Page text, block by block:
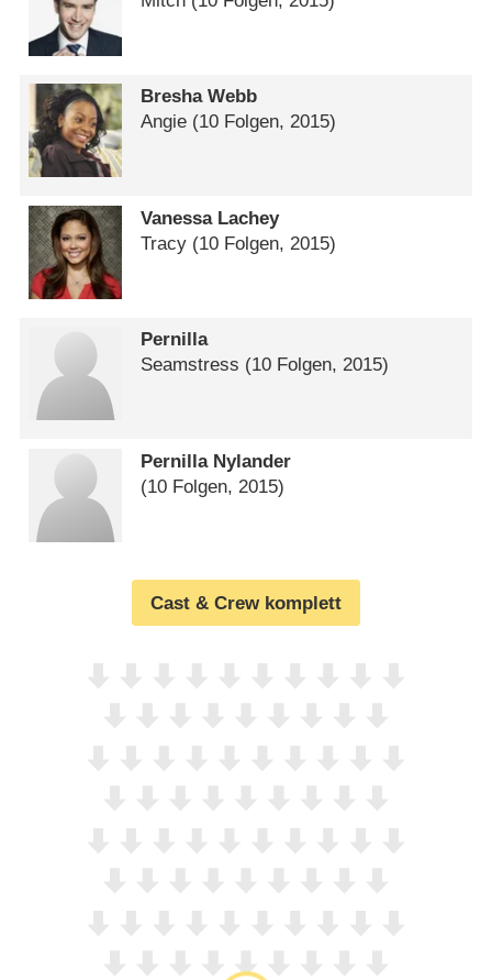
Bresha Webb
Angie (10 Folgen, 2015)
Vanessa Lachey
Tracy (10 Folgen, 2015)
Pernilla
Seamstress (10 Folgen, 2015)
Pernilla Nylander
(10 Folgen, 2015)
Cast & Crew komplett